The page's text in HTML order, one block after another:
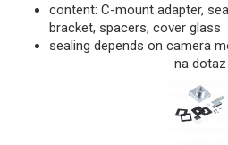
content: C-mount adapter,
bracket, spacers, cover glass
sealing depends on camera
na dotaz